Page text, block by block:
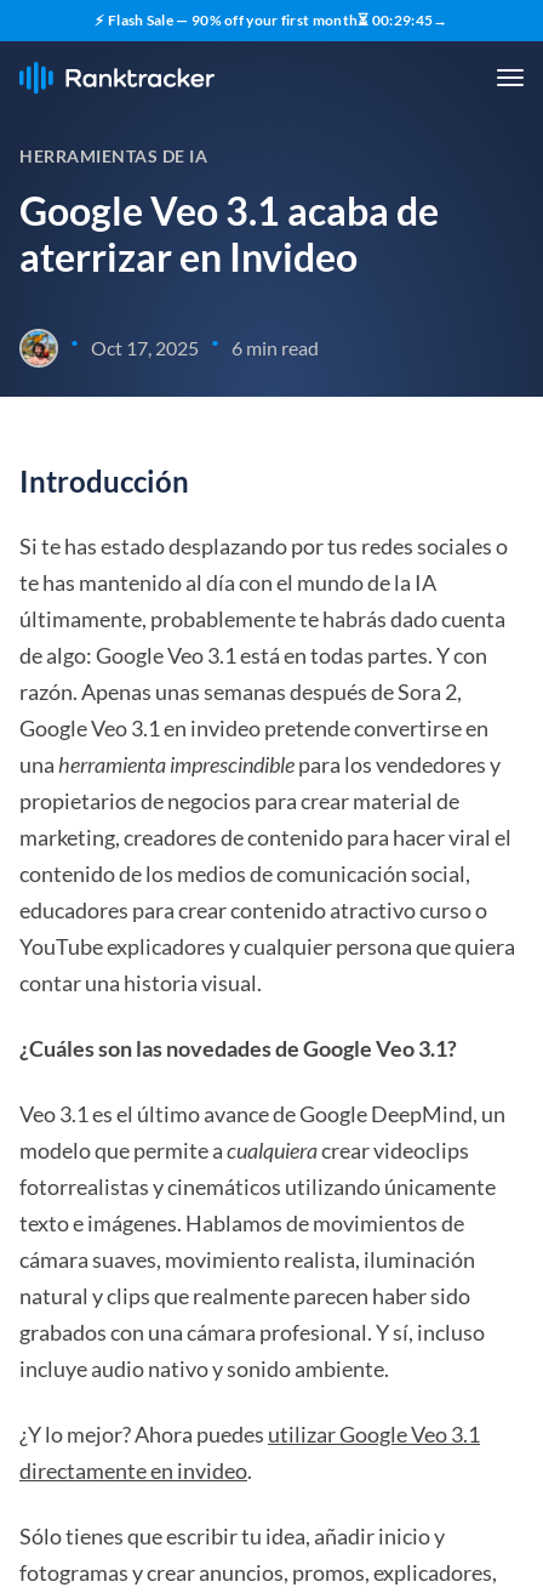
⚡ Flash Sale — 90% off your first month⏳ 00:29:43→
HERRAMIENTAS DE IA
Google Veo 3.1 acaba de
aterrizar en Invideo
• Oct 17, 2025 • 6 min read
Introducción
Si te has estado desplazando por tus redes sociales o
te has mantenido al día con el mundo de la IA
últimamente, probablemente te habrás dado cuenta
de algo: Google Veo 3.1 está en todas partes. Y con
razón. Apenas unas semanas después de Sora 2,
Google Veo 3.1 en invideo pretende convertirse en
una herramienta imprescindiblepara los vendedores y
propietarios de negocios para crear material de
marketing, creadores de contenido para hacer viral el
contenido de los medios de comunicación social,
educadores para crear contenido atractivo curso o
YouTube explicadores y cualquier persona que quiera
contar una historia visual.
¿Cuáles son las novedades de Google Veo 3.1?
Veo 3.1 es el último avance de Google DeepMind, un
modelo que permite acualquieracrear videoclips
fotorrealistas y cinemáticos utilizando únicamente
texto e imágenes. Hablamos de movimientos de
cámara suaves, movimiento realista, iluminación
natural y clips que realmente parecen haber sido
grabados con una cámara profesional. Y sí, incluso
incluye audio nativo y sonido ambiente.
¿Y lo mejor? Ahora puedes utilizar Google Veo 3.1
directamente en invideo.
Sólo tienes que escribir tu idea, añadir inicio y
fotogramas y crear anuncios, promos, explicadores,